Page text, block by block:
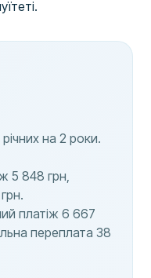
на 2 роки.
5 848 грн,
платіж 6 667
переплата 38